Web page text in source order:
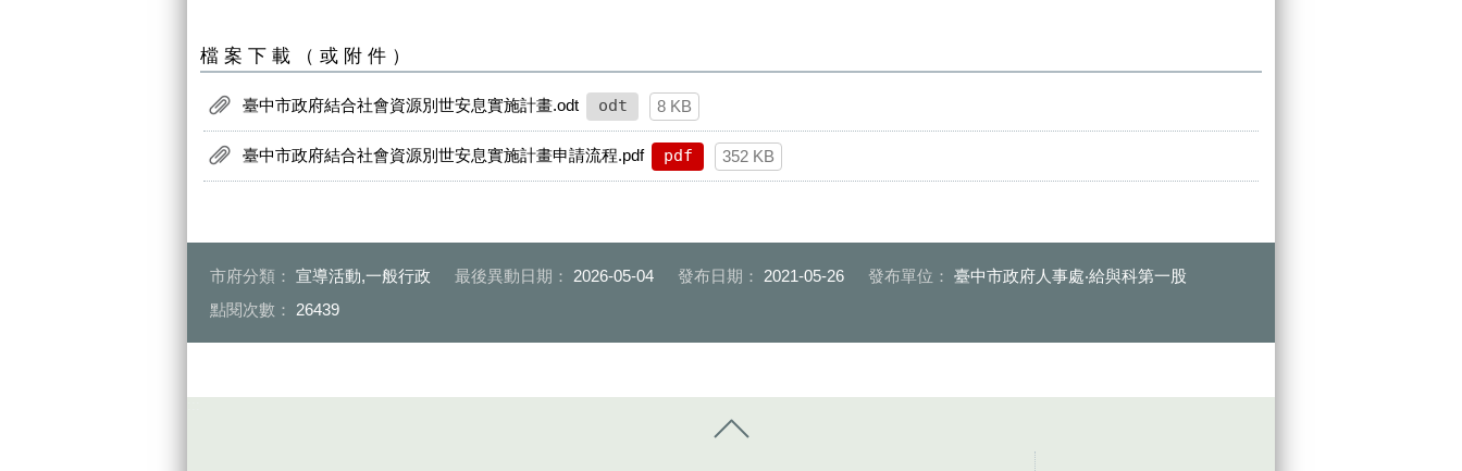
檔案下載（或附件）
臺中市政府結合社會資源別世安息實施計畫.odt odt 8 KB
臺中市政府結合社會資源別世安息實施計畫申請流程.pdf pdf 352 KB
市府分類： 宣導活動,一般行政 最後異動日期： 2026-05-04 發布日期： 2021-05-26 發布單位： 臺中市政府人事處‧給與科第一股
點閱次數： 26439